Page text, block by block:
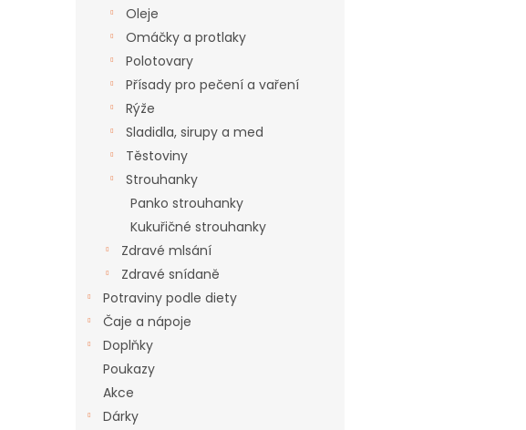
Oleje
Omáčky a protlaky
Polotovary
Přísady pro pečení a vaření
Rýže
Sladidla, sirupy a med
Těstoviny
Strouhanky
Panko strouhanky
Kukuřičné strouhanky
Zdravé mlsání
Zdravé snídaně
Potraviny podle diety
Čaje a nápoje
Doplňky
Poukazy
Akce
Dárky